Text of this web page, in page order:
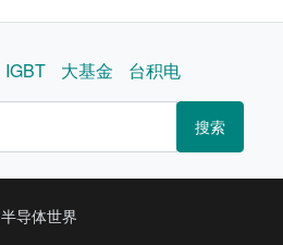
IGBT 大基金 台积电
搜索
半导体世界